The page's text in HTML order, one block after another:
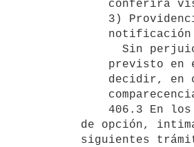
de opción,
siguientes